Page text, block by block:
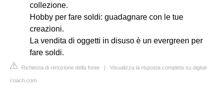
collezione.
Hobby per fare soldi: guadagnare con le tue
creazioni.
La vendita di oggetti in disuso è un evergreen per
fare soldi.
Richiesta di rimozione della fonte | Visualizza la risposta completa su digital-
coach.com